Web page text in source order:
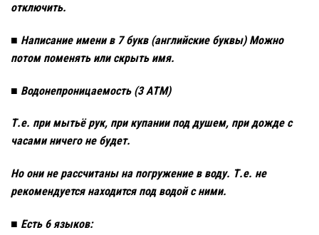
отключить.
■ Написание имени в 7 букв (английские буквы) Можно
потом поменять или скрыть имя.
■ Водонепроницаемость (3 ATM)
Т.е. при мытьё рук, при купании под душем, при дожде с
часами ничего не будет.
Но они не рассчитаны на погружение в воду. Т.е. не
рекомендуется находится под водой с ними.
■ Есть 6 языков: